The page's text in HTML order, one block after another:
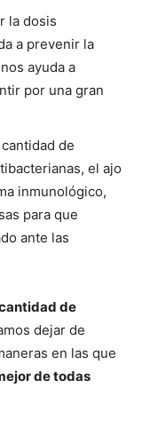
la dosis
a prevenir la
ayuda a
por una gran
de
el ajo
inmunológico,
para que
ante las
de
dejar de
en las que
de todas